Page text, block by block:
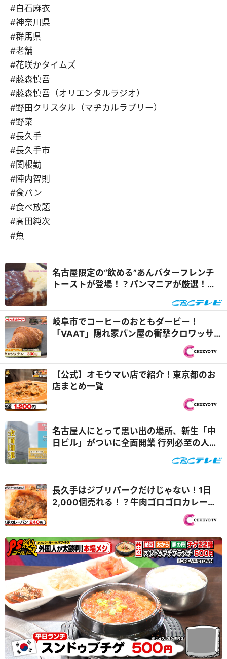
#白石麻衣
#神奈川県
#群馬県
#老舗
#花咲かタイムズ
#藤森慎吾
#藤森慎吾（オリエンタルラジオ）
#野田クリスタル（マヂカルラブリー）
#野菜
#長久手
#長久手市
#関根勤
#陣内智則
#食パン
#食べ放題
#高田純次
#魚
名古屋限定の“飲める”あんバターフレンチ
トーストが登場！？パンマニアが厳選！今
ズ』
岐阜市でコーヒーのおともダービー！
「VAAT」隠れ家パン屋の衝撃クロワッサ
ン＆「菓匠 将満 柳津店」極上みたらし生団
【公式】オモウマい店で紹介！東京都のお
店まとめ一覧
名古屋人にとって思い出の場所、新生「中
日ビル」がついに全面開業 行列必至の人気
長久手はジブリパークだけじゃない！1日
2,000個売れる！？牛肉ゴロゴロカレーパ
ン＆汁まで飲み干したくなる！濃厚担々麺